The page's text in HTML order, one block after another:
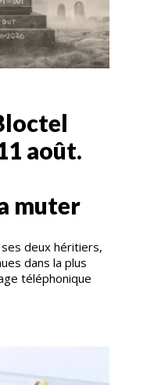
août.
muter
deux héritiers,
dans la plus
téléphonique